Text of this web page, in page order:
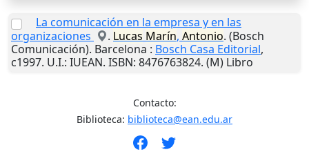
La comunicación en la empresa y en las
organizaciones
. Lucas Marín, Antonio. (Bosch
Comunicación). Barcelona : Bosch Casa Editorial,
c1997. U.I.: IUEAN. ISBN: 8476763824. (M) Libro
Contacto:
Biblioteca: biblioteca@ean.edu.ar